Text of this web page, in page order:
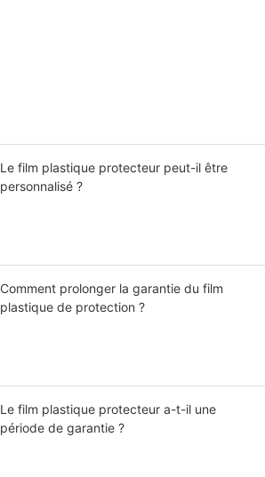
Le film plastique protecteur peut-il être
personnalisé ?
Comment prolonger la garantie du film
plastique de protection ?
Le film plastique protecteur a-t-il une
période de garantie ?